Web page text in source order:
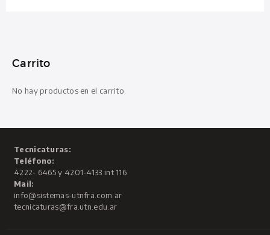
Carrito
No hay productos en el carrito.
Tecnicaturas:
Teléfono:
4222- 6465 y 4201-4133 int 116
Mail:
info@sistemas-utnfra.com.ar
tecnicaturas@fra.utn.edu.ar